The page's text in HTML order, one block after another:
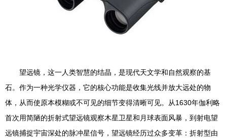
望远镜，这一人类智慧的结晶，是现代天文学和自然观察的基
石。作为一种光学仪器，它的核心功能是收集光线并放大远处的物
体，从而使原本模糊或不可见的细节变得清晰可见。从1630年伽利略
首次用简陋的折射式望远镜观察木星卫星和月球表面风暴，到射电望
远镜捕捉宇宙深处的脉冲星信号，望远镜经历过众多变革：折射型由